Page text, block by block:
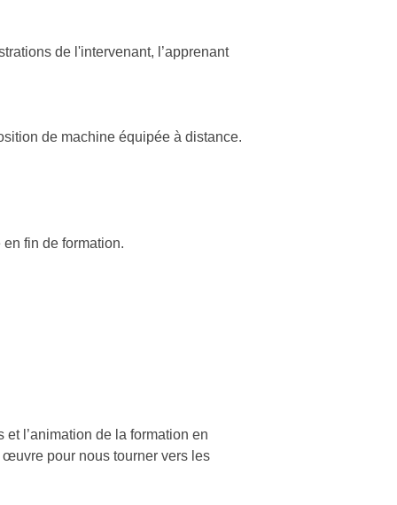
de l'intervenant, l’apprenant
de machine équipée à distance.
fin de formation.
l’animation de la formation en
pour nous tourner vers les